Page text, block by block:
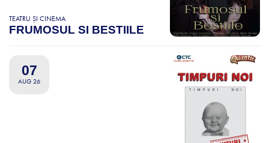
TEATRU ȘI CINEMA
FRUMOSUL SI BESTIILE
07
AUG 26